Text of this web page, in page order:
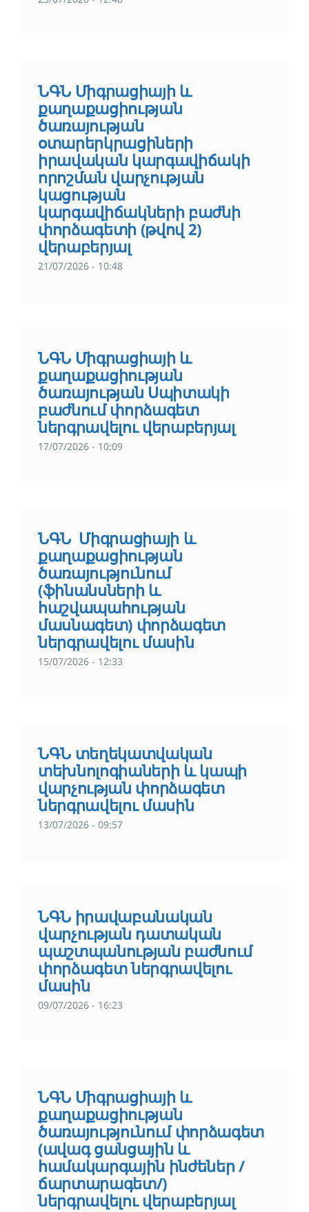
ՆԳՆ Միգրացիայի և
քաղաքացիության
ծառայության
օտարերկրացիների
իրավական կարգավիճակի
որոշման վարչության
կացության
կարգավիճակների բաժնի
փորձագետի (թվով 2)
վերաբերյալ
21/07/2026 - 10:48
ՆԳՆ Միգրացիայի և
քաղաքացիության
ծառայության Սպիտակի
բաժնում փորձագետ
ներգրավելու վերաբերյալ
17/07/2026 - 10:09
ՆԳՆ Միգրացիայի և
քաղաքացիության
ծառայությունում
(ֆինանսների և
հաշվապահության
մասնագետ) փորձագետ
ներգրավելու մասին
15/07/2026 - 12:33
ՆԳՆ տեղեկատվական
տեխնոլոգիաների և կապի
վարչության փորձագետ
ներգրավելու մասին
13/07/2026 - 09:57
ՆԳՆ իրավաբանական
վարչության դատական
պաշտպանության բաժնում
փորձագետ ներգրավելու
մասին
09/07/2026 - 16:23
ՆԳՆ Միգրացիայի և
քաղաքացիության
ծառայությունում փորձագետ
(ավագ ցանցային և
համակարգային ինժեներ /
ճարտարագետ/)
ներգրավելու վերաբերյալ